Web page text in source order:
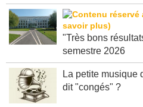
"Très bons
semestre 2026
La petite musique
dit "congés" ?